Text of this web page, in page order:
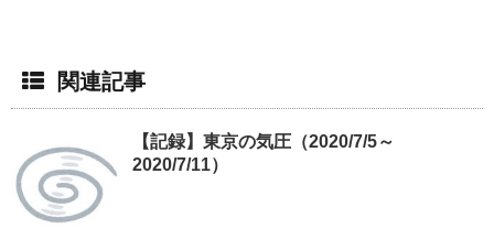
関連記事
【記録】東京の気圧（2020/7/5～
2020/7/11）